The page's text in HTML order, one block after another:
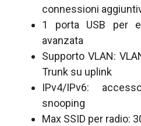
connessioni
1 porta USB per
avanzata
Supporto VLAN:
Trunk su uplink
IPv4/IPv6:
snooping
Max SSID per radio: